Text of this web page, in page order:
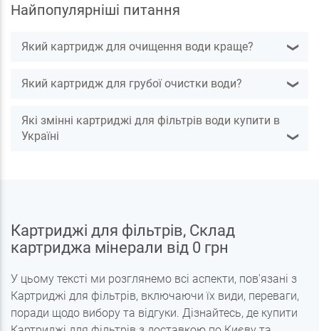
Найпопулярніші питання
Який картридж для очищення води краще? ❯
Який картридж для грубої очистки води? ❯
Які змінні картриджі для фільтрів води купити в
Україні
❯
Картриджі для фільтрів, Склад
картриджа мінерали від 0 грн
У цьому тексті ми розглянемо всі аспекти, пов'язані з
Картриджі для фільтрів, включаючи їх види, переваги,
поради щодо вибору та відгуки. Дізнайтесь, де купити